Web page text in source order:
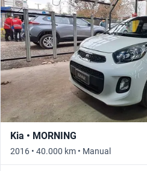
Kia • MORNING
2016 • 40.000 km • Manual